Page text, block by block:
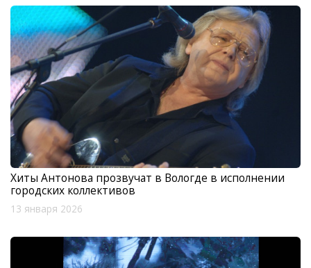
Хиты Антонова прозвучат в Вологде в исполнении
городских коллективов
13 января 2026